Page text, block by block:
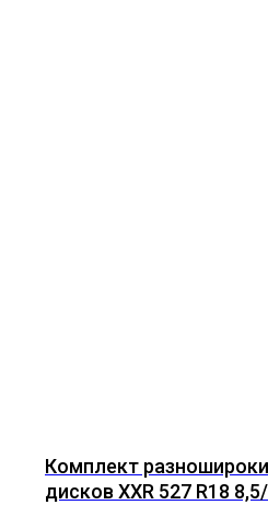
Комплект
дисков XXR 527 R18